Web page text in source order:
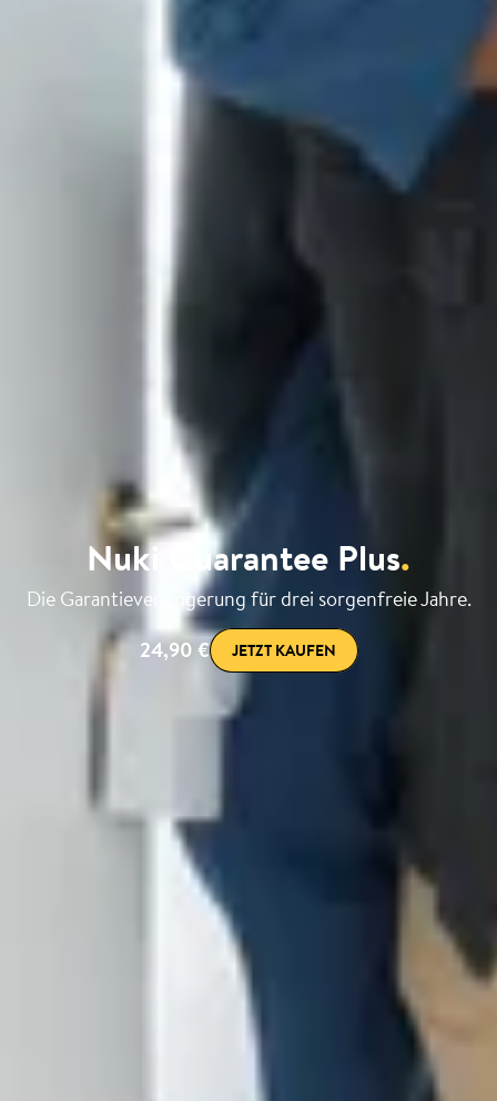
Nuki Guarantee Plus.
Die Garantieverlängerung für drei sorgenfreie Jahre.
24,90 €
JETZT KAUFEN